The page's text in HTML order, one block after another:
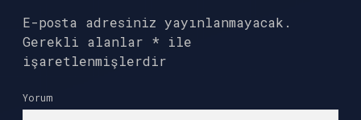
E-posta adresiniz yayınlanmayacak.
Gerekli alanlar * ile
işaretlenmişlerdir
Yorum